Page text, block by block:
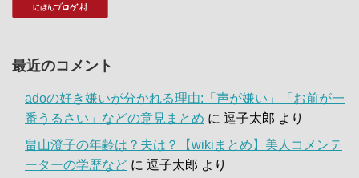
最近のコメント
adoの好き嫌いが分かれる理由:「声が嫌い」「お前が一
番うるさい」などの意見まとめ に 逗子太郎 より
畠山澄子の年齢は？夫は？【wikiまとめ】美人コメンテ
ーターの学歴など に 逗子太郎 より